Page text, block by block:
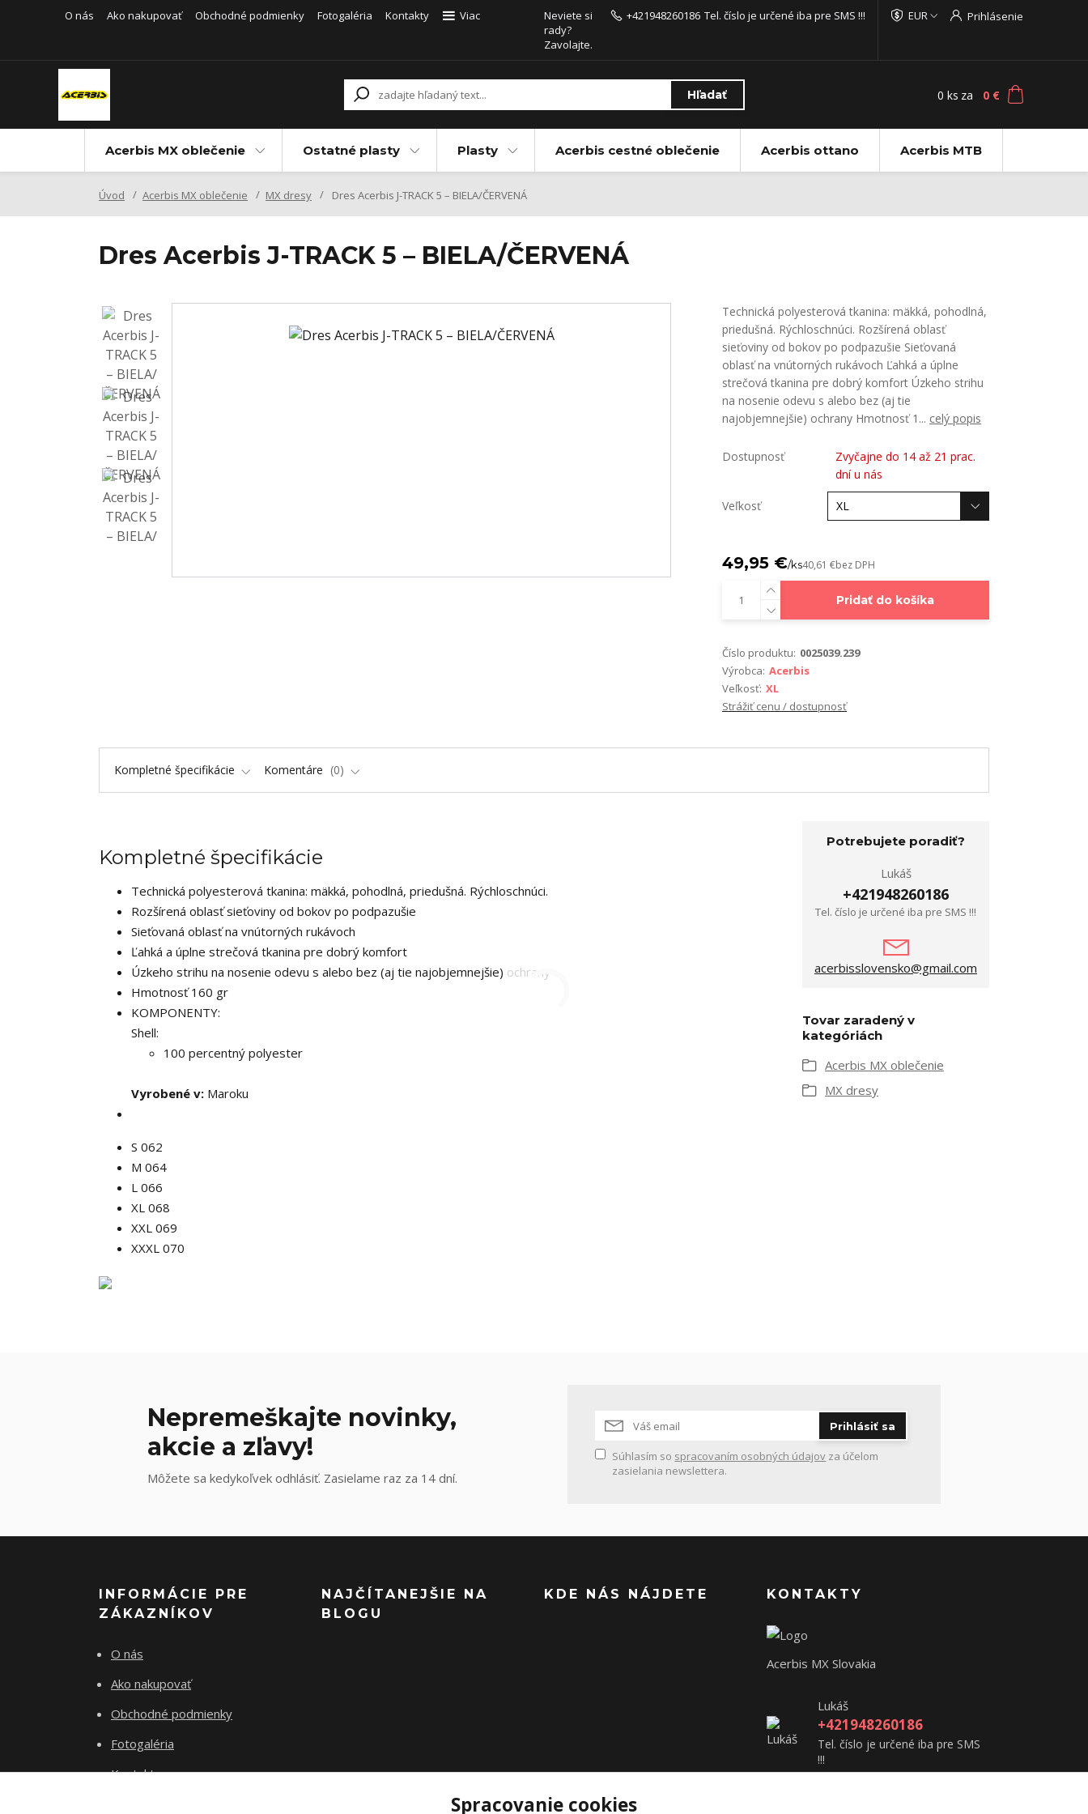
O nás Ako nakupovať Obchodné podmienky Fotogaléria Kontakty Viac EUR Prihlásenie
Hľadať
Neviete si
rady?
Zavolajte.
+421948260186 Tel. číslo je určené iba pre SMS !!!
0 ks za 0 €
Acerbis MX oblečenie Ostatné plasty Plasty Acerbis cestné oblečenie Acerbis ottano Acerbis MTB
Úvod Acerbis MX oblečenie MX dresy Dres Acerbis J-TRACK 5 – BIELA/ČERVENÁ
Dres Acerbis J-TRACK 5 – BIELA/ČERVENÁ
Technická polyesterová tkanina: mäkká, pohodlná,
priedušná. Rýchloschnúci. Rozšírená oblasť
sieťoviny od bokov po podpazušie Sieťovaná
oblasť na vnútorných rukávoch Ľahká a úplne
strečová tkanina pre dobrý komfort Úzkeho strihu
na nosenie odevu s alebo bez (aj tie
najobjemnejšie) ochrany Hmotnosť 1... celý popis
Dostupnosť
Zvyčajne do 14 až 21 prac.
dní u nás
Veľkosť
49,95 €/ks40,61 €bez DPH
Pridať do košíka
Číslo produktu: 0025039.239
Výrobca: Acerbis
Veľkosť: XL
Strážiť cenu / dostupnosť
Kompletné špecifikácie Komentáre 0
Kompletné špecifikácie
Technická polyesterová tkanina: mäkká, pohodlná, priedušná. Rýchloschnúci.
Rozšírená oblasť sieťoviny od bokov po podpazušie
Sieťovaná oblasť na vnútorných rukávoch
Ľahká a úplne strečová tkanina pre dobrý komfort
Úzkeho strihu na nosenie odevu s alebo bez (aj tie najobjemnejšie) ochrany
Hmotnosť 160 gr
KOMPONENTY:
Shell:
100 percentný polyester
Vyrobené v: Maroku
S 062
M 064
L 066
XL 068
XXL 069
XXXL 070
Potrebujete poradiť?
Lukáš
+421948260186
Tel. číslo je určené iba pre SMS !!!
acerbisslovensko@gmail.com
Tovar zaradený v
kategóriách
Acerbis MX oblečenie
MX dresy
Nepremeškajte novinky,
akcie a zľavy!
Môžete sa kedykoľvek odhlásiť. Zasielame raz za 14 dní.
Prihlásiť sa
Súhlasím so spracovaním osobných údajov za účelom
zasielania newslettera.
INFORMÁCIE PRE
ZÁKAZNÍKOV
O nás
Ako nakupovať
Obchodné podmienky
Fotogaléria
Kontakty
NAJČÍTANEJŠIE NA
BLOGU
KDE NÁS NÁJDETE KONTAKTY
Acerbis MX Slovakia
Lukáš
+421948260186
Tel. číslo je určené iba pre SMS
!!!
Spracovanie cookies